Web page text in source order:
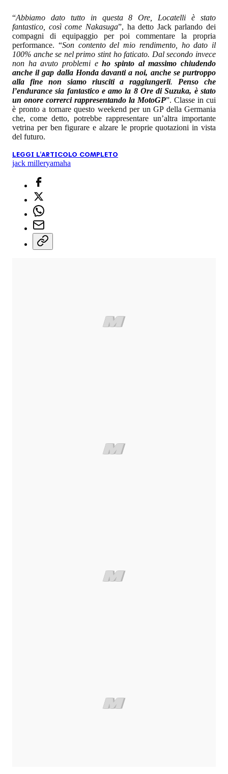
“Abbiamo dato tutto in questa 8 Ore, Locatelli è stato
fantastico, così come Nakasuga”, ha detto Jack parlando dei
compagni di equipaggio per poi commentare la propria
performance. “Son contento del mio rendimento, ho dato il
100% anche se nel primo stint ho faticato. Dal secondo invece
non ha avuto problemi eho spinto al massimo chiudendo
anche il gap dalla Honda davanti a noi, anche se purtroppo
alla fine non siamo riusciti a raggiungerli. Penso che
l’endurance sia fantastico e amo la 8 Ore di Suzuka, è stato
un onore correrci rappresentando la MotoGP”. Classe in cui
è pronto a tornare questo weekend per un GP della Germania
che, come detto, potrebbe rappresentare un’altra importante
vetrina per ben figurare e alzare le proprie quotazioni in vista
del futuro.
LEGGI L'ARTICOLO COMPLETO
jack milleryamaha